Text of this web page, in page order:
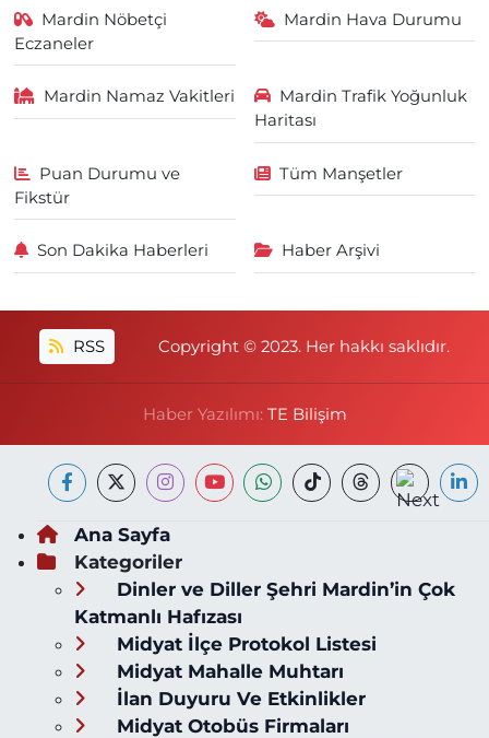
Mardin Nöbetçi
Eczaneler
Mardin Hava Durumu
Mardin Namaz Vakitleri
Mardin Trafik Yoğunluk
Haritası
Puan Durumu ve
Fikstür
Tüm Manşetler
Son Dakika Haberleri Haber Arşivi
RSS Copyright © 2023. Her hakkı saklıdır.
Haber Yazılımı: TE Bilişim
Ana Sayfa
Kategoriler
Dinler ve Diller Şehri Mardin’in Çok
Katmanlı Hafızası
Midyat İlçe Protokol Listesi
Midyat Mahalle Muhtarı
İlan Duyuru Ve Etkinlikler
Midyat Otobüs Firmaları